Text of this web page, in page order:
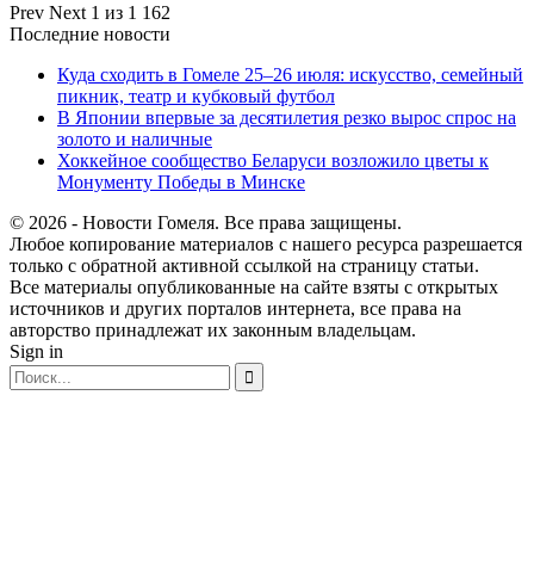
Prev Next 1 из 1 162
Последние новости
Куда сходить в Гомеле 25–26 июля: искусство, семейный
пикник, театр и кубковый футбол
В Японии впервые за десятилетия резко вырос спрос на
золото и наличные
Хоккейное сообщество Беларуси возложило цветы к
Монументу Победы в Минске
© 2026 - Новости Гомеля. Все права защищены.
Любое копирование материалов с нашего ресурса разрешается
только с обратной активной ссылкой на страницу статьи.
Все материалы опубликованные на сайте взяты с открытых
источников и других порталов интернета, все права на
авторство принадлежат их законным владельцам.
Sign in